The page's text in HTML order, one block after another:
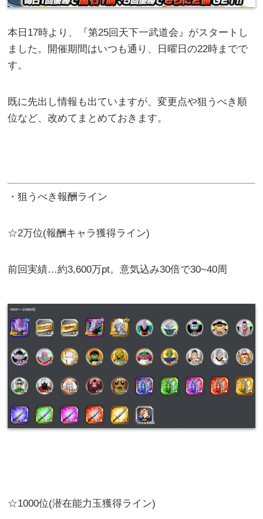
本日17時より、『第25回天下一武道会』がスタートし
ました。開催期間はいつも通り、日曜日の22時までで
す。
既に先出し情報も出ていますが、変更点や狙うべき順
位など、改めてまとめておきます。
・狙うべき報酬ライン
☆2万位(報酬キャラ獲得ライン)
前回実績…約3,600万pt。意気込み30倍で30~40周
☆1000位(潜在能力玉獲得ライン)